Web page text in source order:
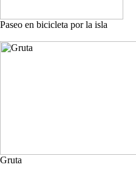
Paseo en bicicleta por la isla
Gruta